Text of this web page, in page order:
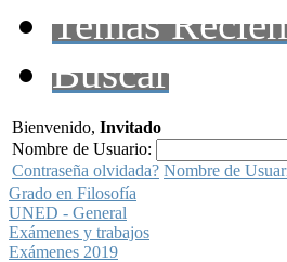
Temas
Buscar
Bienvenido, Invitado
Nombre de Usuario:
Contraseña olvidada? Nombre de
Grado en Filosofía
UNED - General
Exámenes y trabajos
Exámenes 2019